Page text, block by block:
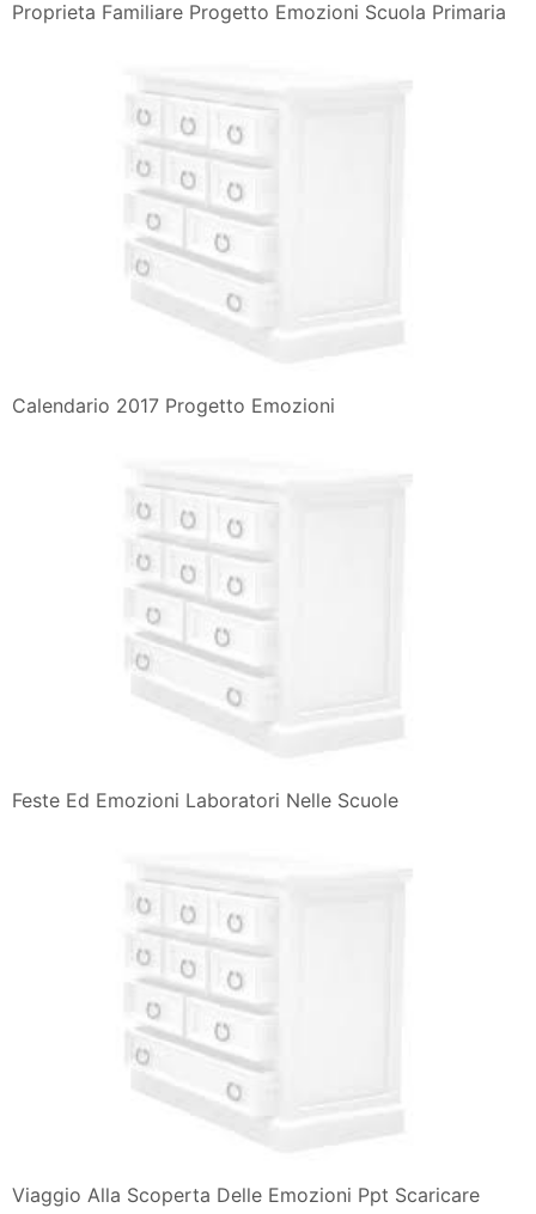
Proprieta Familiare Progetto Emozioni Scuola Primaria
Calendario 2017 Progetto Emozioni
Feste Ed Emozioni Laboratori Nelle Scuole
Viaggio Alla Scoperta Delle Emozioni Ppt Scaricare